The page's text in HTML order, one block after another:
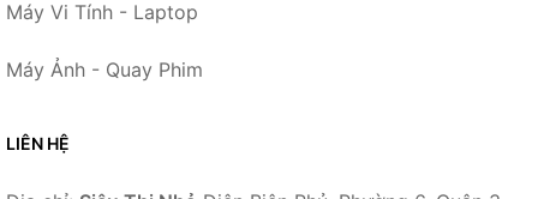
Máy Vi Tính - Laptop
Máy Ảnh - Quay Phim
LIÊN HỆ